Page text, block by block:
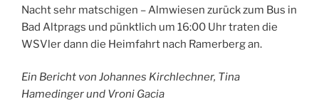
Nacht sehr matschigen – Almwiesen zurück zum Bus in
Bad Altprags und pünktlich um 16:00 Uhr traten die
WSVler dann die Heimfahrt nach Ramerberg an.
Ein Bericht von Johannes Kirchlechner, Tina
Hamedinger und Vroni Gacia